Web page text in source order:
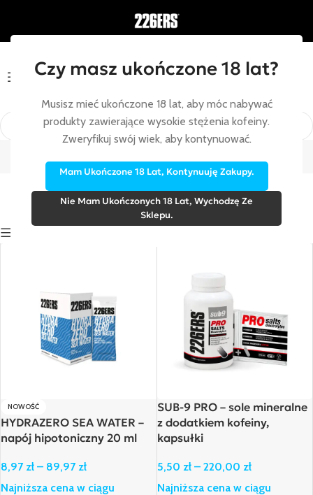
Czy masz ukończone 18 lat?
Musisz mieć ukończone 18 lat, aby móc nabywać
produkty zawierające wysokie stężenia kofeiny.
Zweryfikuj swój wiek, aby kontynuować.
Mam Ukończone 18 Lat, Kontynuuję Zakupy.
Nie Mam Ukończonych 18 Lat, Wychodzę Ze
Sklepu.
Menu
Nawadnianie
NOWOŚĆ
HYDRAZERO SEA WATER –
napój hipotoniczny 20 ml
8,97 zł – 89,97 zł
Najniższa cena w ciągu
SUB-9 PRO – sole mineralne
z dodatkiem kofeiny,
kapsułki
5,50 zł – 220,00 zł
Najniższa cena w ciągu